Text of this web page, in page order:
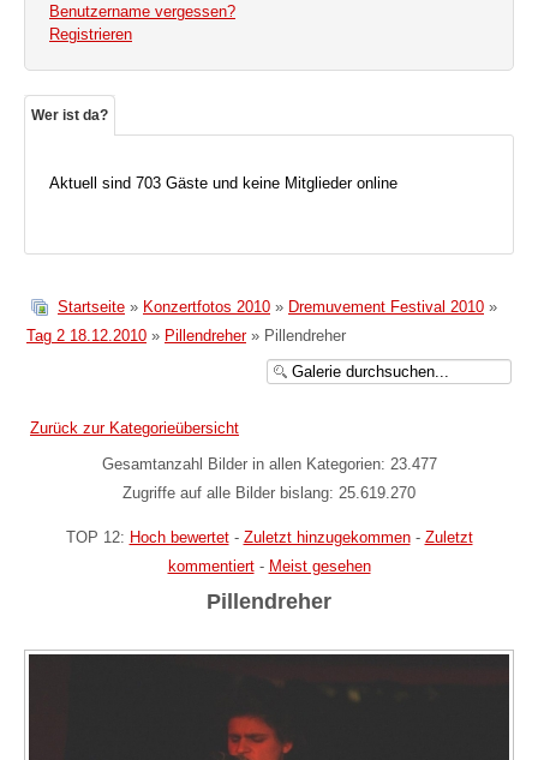
Benutzername vergessen?
Registrieren
Wer ist da?
Aktuell sind 703 Gäste und keine Mitglieder online
Startseite » Konzertfotos 2010 » Dremuvement Festival 2010 »
Tag 2 18.12.2010 » Pillendreher» Pillendreher
Zurück zur Kategorieübersicht
Gesamtanzahl Bilder in allen Kategorien: 23.477
Zugriffe auf alle Bilder bislang: 25.619.270
TOP 12: Hoch bewertet- Zuletzt hinzugekommen- Zuletzt
kommentiert- Meist gesehen
Pillendreher